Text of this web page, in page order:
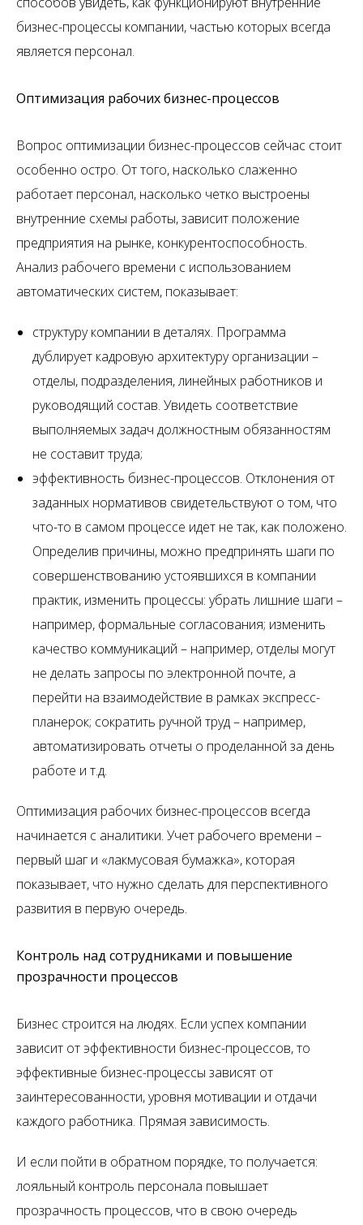
бизнес-процессы компании, частью которых всегда
является персонал.
Оптимизация рабочих бизнес-процессов
Вопрос оптимизации бизнес-процессов сейчас стоит
особенно остро. От того, насколько слаженно
работает персонал, насколько четко выстроены
внутренние схемы работы, зависит положение
предприятия на рынке, конкурентоспособность.
Анализ рабочего времени с использованием
автоматических систем, показывает:
структуру компании в деталях. Программа
дублирует кадровую архитектуру организации –
отделы, подразделения, линейных работников и
руководящий состав. Увидеть соответствие
выполняемых задач должностным обязанностям
не составит труда;
эффективность бизнес-процессов. Отклонения от
заданных нормативов свидетельствуют о том, что
что-то в самом процессе идет не так, как положено.
Определив причины, можно предпринять шаги по
совершенствованию устоявшихся в компании
практик, изменить процессы: убрать лишние шаги –
например, формальные согласования; изменить
качество коммуникаций – например, отделы могут
не делать запросы по электронной почте, а
перейти на взаимодействие в рамках экспресс-
планерок; сократить ручной труд – например,
автоматизировать отчеты о проделанной за день
работе и т.д.
Оптимизация рабочих бизнес-процессов всегда
начинается с аналитики. Учет рабочего времени –
первый шаг и «лакмусовая бумажка», которая
показывает, что нужно сделать для перспективного
развития в первую очередь.
Контроль над сотрудниками и повышение
прозрачности процессов
Бизнес строится на людях. Если успех компании
зависит от эффективности бизнес-процессов, то
эффективные бизнес-процессы зависят от
заинтересованности, уровня мотивации и отдачи
каждого работника. Прямая зависимость.
И если пойти в обратном порядке, то получается:
лояльный контроль персонала повышает
прозрачность процессов, что в свою очередь